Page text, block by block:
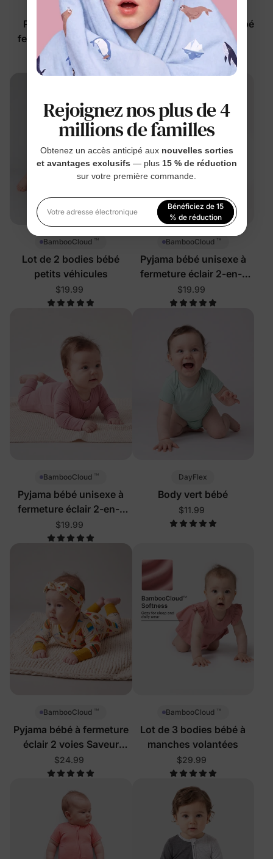
BambooCloud
Pyjama bébé sushi à
fermeture éclair 2-en-1
$24.99
BambooCloud™
Lot de 5 bodies pour bébé
$34.99
BambooCloud ™
Lot de 2 bodies bébé
petits véhicules
$19.99
BambooCloud ™
Pyjama bébé unisexe à
fermeture éclair 2-en-1
avec pieds
$19.99
BambooCloud ™
Pyjama bébé unisexe à
fermeture éclair 2-en-1
avec pieds
$19.99
DayFlex
Body vert bébé
$11.99
BambooCloud ™
Pyjama bébé à fermeture
éclair 2 voies Saveur
délicieuse
$24.99
BambooCloud ™
Lot de 3 bodies bébé à
manches volantées
$29.99
Rejoignez nos plus de 4
millions de familles
Obtenez un accès anticipé aux nouvelles sorties
et avantages exclusifs — plus 15 % de réduction
sur votre première commande.
Votre adresse électronique
Bénéficiez de 15
% de réduction
En vous inscrivant, vous acceptez notrePolitique de